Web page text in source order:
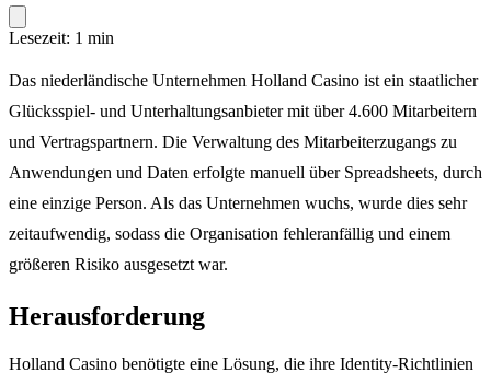
Lesezeit: 1 min
Das niederländische Unternehmen Holland Casino ist ein staatlicher
Glücksspiel- und Unterhaltungsanbieter mit über 4.600 Mitarbeitern
und Vertragspartnern. Die Verwaltung des Mitarbeiterzugangs zu
Anwendungen und Daten erfolgte manuell über Spreadsheets, durch
eine einzige Person. Als das Unternehmen wuchs, wurde dies sehr
zeitaufwendig, sodass die Organisation fehleranfällig und einem
größeren Risiko ausgesetzt war.
Herausforderung
Holland Casino benötigte eine Lösung, die ihre Identity-Richtlinien